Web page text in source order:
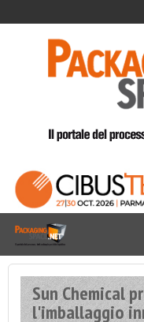
Sun Chemical
l'imballaggio